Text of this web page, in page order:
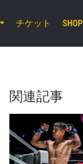
チケット SHOP
関連記事